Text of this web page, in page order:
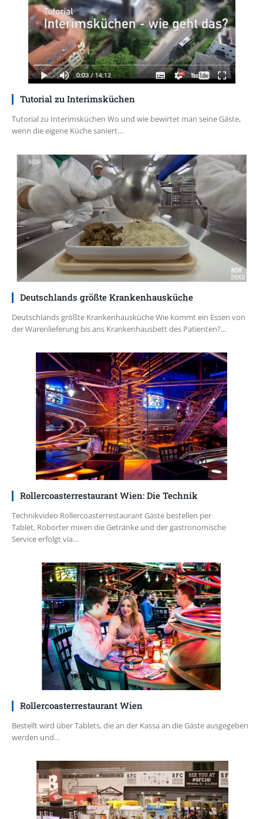
Tutorial zu Interimsküchen
Tutorial zu Interimsküchen Wo und wie bewirtet man seine Gäste,
wenn die eigene Küche saniert…
Deutschlands größte Krankenhausküche
Deutschlands größte Krankenhausküche Wie kommt ein Essen von
der Warenlieferung bis ans Krankenhausbett des Patienten?…
Rollercoasterrestaurant Wien: Die Technik
Technikvideo Rollercoasterrestaurant Gäste bestellen per
Tablet, Roborter mixen die Getränke und der gastronomische
Service erfolgt via…
Rollercoasterrestaurant Wien
Bestellt wird über Tablets, die an der Kassa an die Gäste ausgegeben
werden und…